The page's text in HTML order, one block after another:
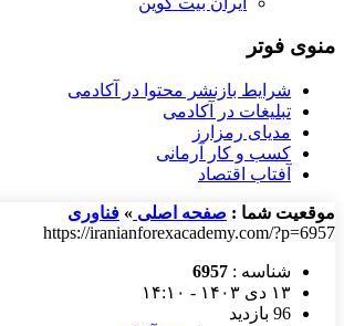
منوی فوتر
شرایط بازنشر محتوا در آکادمی
تبلیغات در آکادمی
مدیای رمزارز
کسب و کار آرمانی
آفتاب اقتصاد
موقعیت شما : صفحه اصلی » فناوری
https://iranianforexacademy.com/?p=6957
شناسه : 6957
۱۳ دی ۱۴۰۳ - ۱۴:۱۰
96 بازدید